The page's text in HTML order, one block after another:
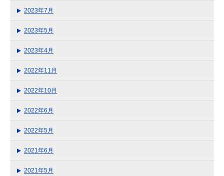
2023年7月
2023年5月
2023年4月
2022年11月
2022年10月
2022年6月
2022年5月
2021年6月
2021年5月